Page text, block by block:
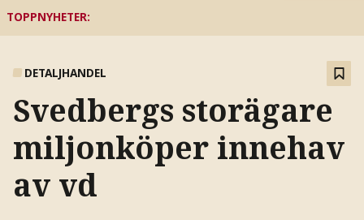
TOPPNYHETER:
DETALJHANDEL
Svedbergs storägare
miljonköper innehav
av vd